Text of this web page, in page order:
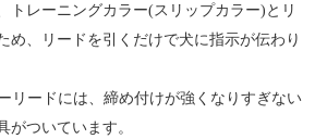
トレーニングカラー(スリップカラー)とリ
め、リードを引くだけで犬に指示が伝わり
リードには、締め付けが強くなりすぎない
がついています。